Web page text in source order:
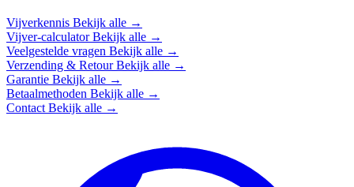
Vijverkennis Bekijk alle →
Vijver-calculatorBekijk alle →
Veelgestelde vragen Bekijk alle →
Verzending & RetourBekijk alle →
Garantie Bekijk alle →
Betaalmethoden Bekijk alle →
Contact Bekijk alle →